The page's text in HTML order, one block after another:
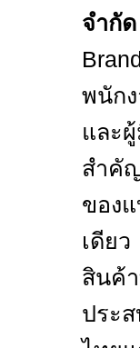
จำกั
พนัก
และ
สำคั
ของ
เดีย
สินค้
ประ